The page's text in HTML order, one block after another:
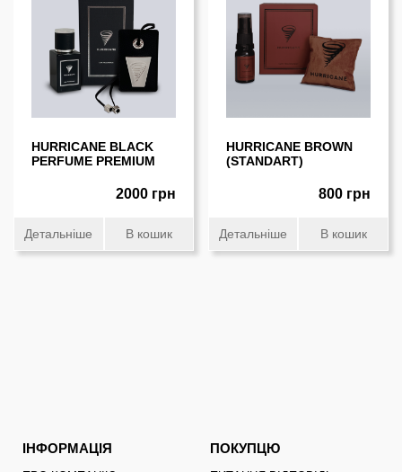
HURRICANE BLACK
PERFUME PREMIUM
2000 грн
Детальніше В кошик
HURRICANE BROWN
(STANDART)
800 грн
Детальніше В кошик
ІНФОРМАЦІЯ ПОКУПЦЮ